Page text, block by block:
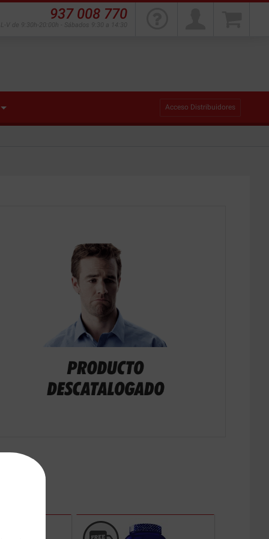
937 008 770
Acceso Distribuidores